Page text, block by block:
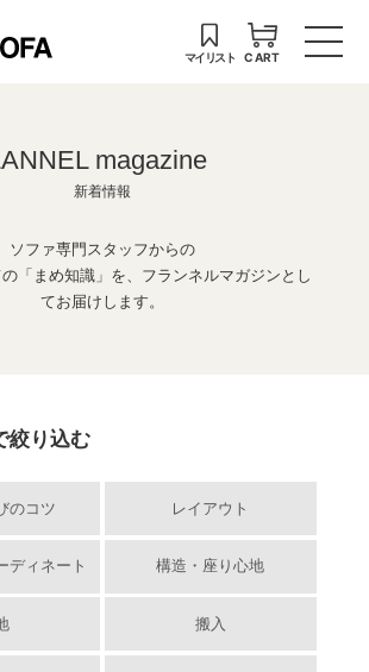
マイリスト CART
magazine
新着情報
ソファ専門スタッフからの
「まめ知識」を、フランネルマガジンとし
てお届けします。
絞り込む
のコツ レイアウト
ディネート 構造・座り心地
搬入